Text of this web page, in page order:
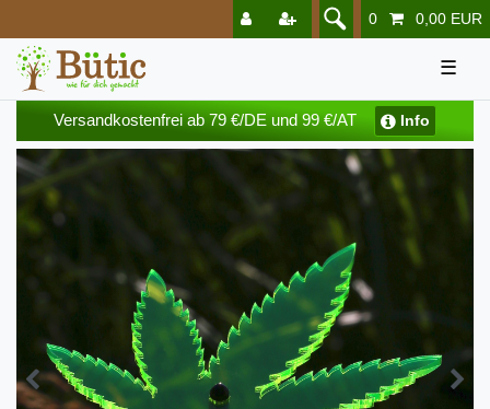
0 0,00 EUR
☰
Versandkostenfrei ab 79 €/DE und 99 €/AT Info